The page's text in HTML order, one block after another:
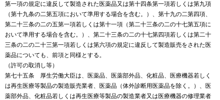
第一項の規定に違反して製造された医薬品又は第十四条第一項若しくは第九項
（第十九条の二第五項において準用する場合を含む。）、第十九の二第四項、
第二十三条の二の五第一項若しくは第十一項（第二十三条の二の十七第五項に
おいて準用する場合を含む。）、第二十三条の二の十七第四項若しくは第二十
三条の二の二十三第一項若しくは第六項の規定に違反して製造販売をされた医
薬品についても、前項と同様とする。
（許可の取消し等）
第七十五条 厚生労働大臣は、医薬品、医薬部外品、化粧品、医療機器若しく
は再生医療等製品の製造販売業者、医薬品（体外診断用医薬品を除く。）、医
薬部外品、化粧品若しくは再生医療等製品の製造業者又は医療機器の修理業者